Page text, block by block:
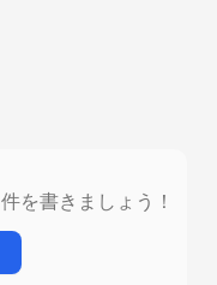
を書きましょう！